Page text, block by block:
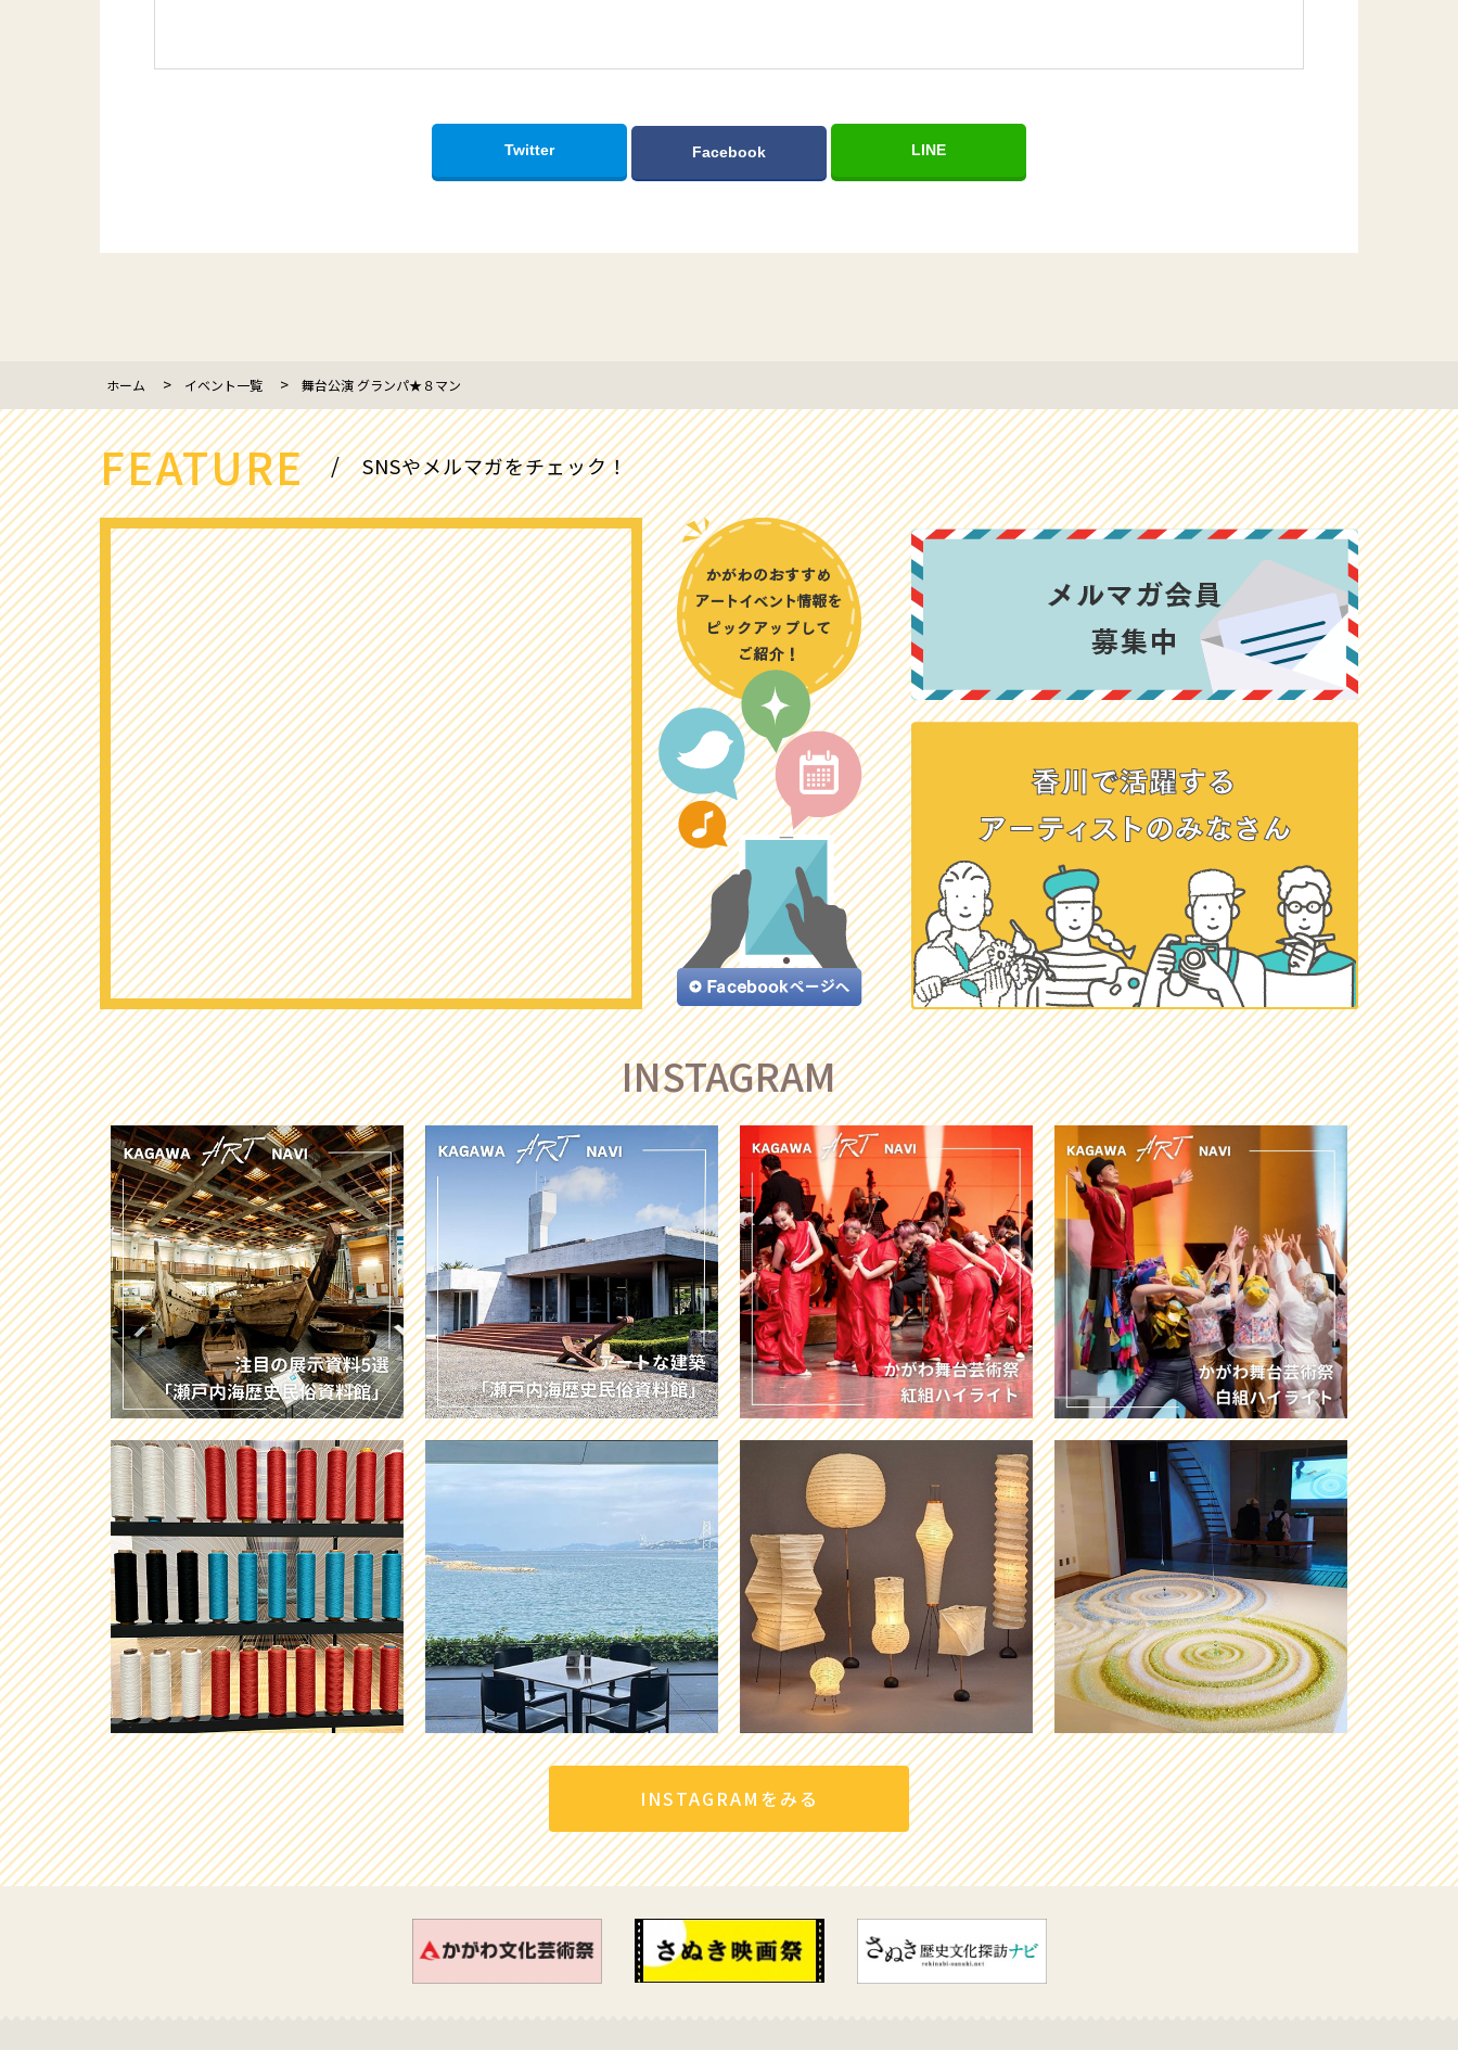
Twitter Facebook LINE
ホーム イベント一覧 舞台公演 グランパ★８マン
FEATURE SNSやメルマガをチェック！
INSTAGRAM
INSTAGRAMをみる